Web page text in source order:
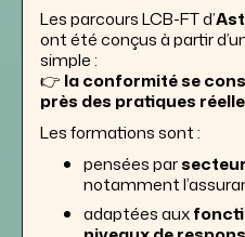
Les parcours LCB-FT d’
ont été conçus à partir
simple :
👉 la conformité se
près des pratiques
Les formations sont :
pensées par
notamment
adaptées aux